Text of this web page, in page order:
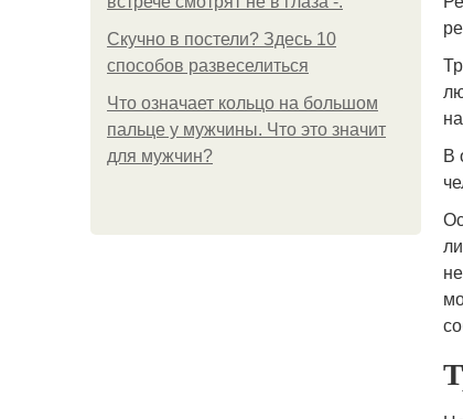
Скучно в постели? Здесь 10
способов развеселиться
Что означает кольцо на большом
пальце у мужчины. Что это значит
для мужчин?
В